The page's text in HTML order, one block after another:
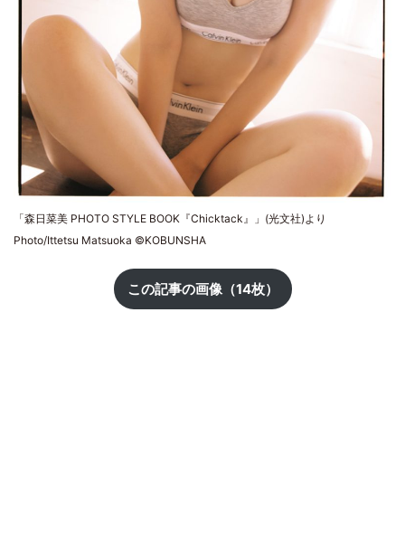
「森日菜美 PHOTO STYLE BOOK『Chicktack』」(光文社)より
Photo/Ittetsu Matsuoka ©KOBUNSHA
この記事の画像（14枚）